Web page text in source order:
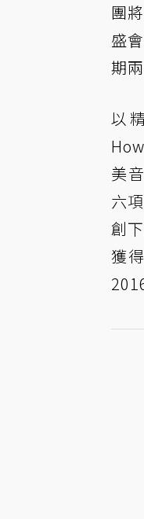
團
盛
期
以
美
六
創
獲